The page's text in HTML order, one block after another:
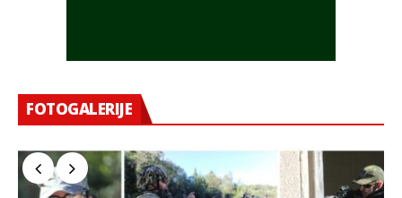
FOTOGALERIJE